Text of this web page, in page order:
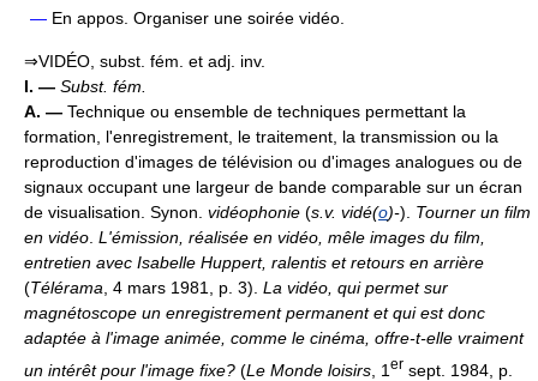
— En appos. Organiser une soirée vidéo.
⇒VIDÉO, subst. fém. et adj. inv.
I. — Subst. fém.
A. — Technique ou ensemble de techniques permettant la
formation, l'enregistrement, le traitement, la transmission ou la
reproduction d'images de télévision ou d'images analogues ou de
signaux occupant une largeur de bande comparable sur un écran
de visualisation. Synon. vidéophonie (s.v. vidé(o)-). Tourner un film
en vidéo L'émission, réalisée en vidéo, mêle images du film,
entretien avec Isabelle Huppert, ralentis et retours en arrière
(Télérama , 4 mars 1981, p. 3). La vidéo, qui permet sur
magnétoscope un enregistrement permanent et qui est donc
adaptée à l'image animée, comme le cinéma, offre-t-elle vraiment
un intérêt pour l'image fixe? (Le Monde loisirs , 1 er sept. 1984, p.